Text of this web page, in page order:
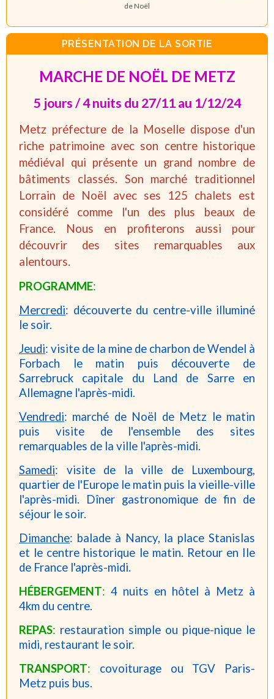
de Noël
PRÉSENTATION DE LA SORTIE
MARCHE DE NOËL DE METZ
5 jours / 4 nuits du 27/11 au 1/12/24
Metz préfecture de la Moselle dispose d'un
riche patrimoine avec son centre historique
médiéval qui présente un grand nombre de
bâtiments classés. Son marché traditionnel
Lorrain de Noël avec ses 125 chalets est
considéré comme l'un des plus beaux de
France. Nous en profiterons aussi pour
découvrir des sites remarquables aux
alentours.
PROGRAMME:
Mercredi: découverte du centre-ville illuminé
le soir.
Jeudi: visite de la mine de charbon de Wendel à
Forbach le matin puis découverte de
Sarrebruck capitale du Land de Sarre en
Allemagne l'après-midi.
Vendredi: marché de Noël de Metz le matin
puis visite de l'ensemble des sites
remarquables de la ville l'après-midi.
Samedi: visite de la ville de Luxembourg,
quartier de l'Europe le matin puis la vieille-ville
l'après-midi. Dîner gastronomique de fin de
séjour le soir.
Dimanche: balade à Nancy, la place Stanislas
et le centre historique le matin. Retour en Ile
de France l'après-midi.
HÉBERGEMENT: 4 nuits en hôtel à Metz à
4km du centre.
REPAS: restauration simple ou pique-nique le
midi, restaurant le soir.
TRANSPORT:
covoiturage ou TGV Paris-
Metz puis bus.